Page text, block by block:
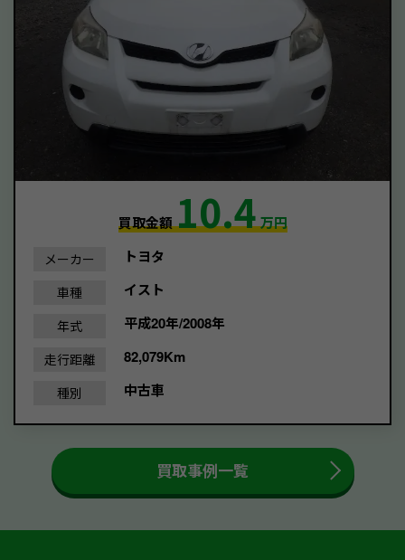
買取金額10.4万円
メーカー トヨタ
車種 イスト
年式 平成20年/2008年
走行距離 82,079Km
種別 中古車
買取事例一覧